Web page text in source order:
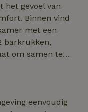
het gevoel van
Binnen vind
met een
barkrukken,
om samen te
Daarnaast
en een
In heteenvoudig